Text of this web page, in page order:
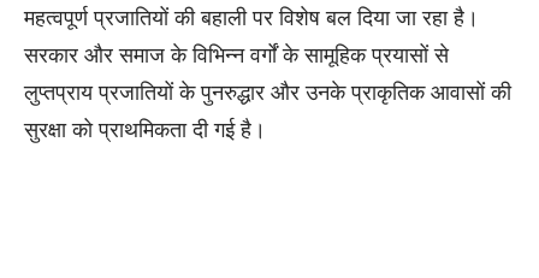
महत्वपूर्ण प्रजातियों की बहाली पर विशेष बल दिया जा रहा है।
सरकार और समाज के विभिन्न वर्गों के सामूहिक प्रयासों से
लुप्तप्राय प्रजातियों के पुनरुद्धार और उनके प्राकृतिक आवासों की
सुरक्षा को प्राथमिकता दी गई है।